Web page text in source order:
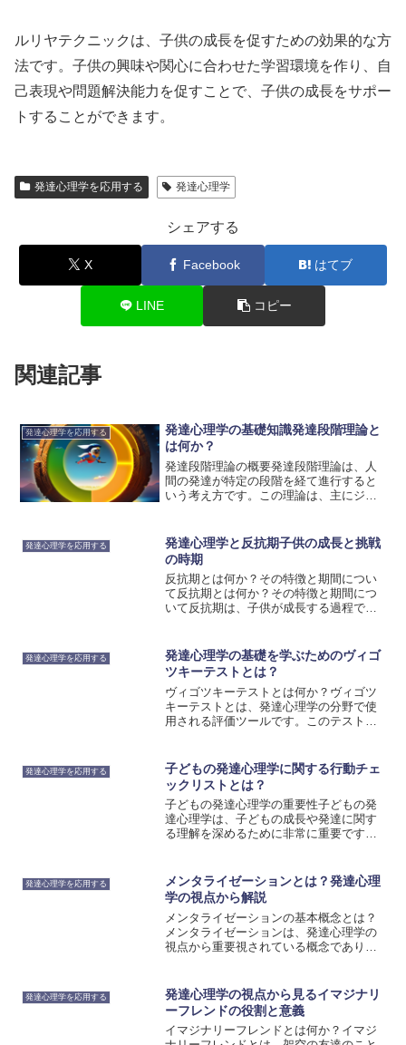
ルリヤテクニックは、子供の成長を促すための効果的な方
法です。子供の興味や関心に合わせた学習環境を作り、自
己表現や問題解決能力を促すことで、子供の成長をサポー
トすることができます。
発達心理学を応用する 発達心理学
シェアする
X Facebook はてブ
LINE コピー
関連記事
発達心理学を応用する
発達心理学の基礎知識発達段階理論と
は何か？
発達段階理論の概要発達段階理論は、人
間の発達が特定の段階を経て進行すると
いう考え方です。この理論は、主にジャ
どもたちの認知的、社会的、道徳的な発
達の過程を研究し、それを...
発達心理学を応用する
発達心理学と反抗期子供の成長と挑戦
の時期
反抗期とは何か？その特徴と期間につい
て反抗期とは何か？その特徴と期間につ
いて反抗期は、子供が成長する過程で経
すために親や他の権威に対して反抗的な
態度をとることがあります...
発達心理学を応用する
発達心理学の基礎を学ぶためのヴィゴ
ツキーテストとは？
ヴィゴツキーテストとは何か？ヴィゴツ
キーテストとは、発達心理学の分野で使
用される評価ツールです。このテスト
テストは、ロシアの心理学者レフ・ヴィ
ゴツキーによって開発されま...
発達心理学を応用する
子どもの発達心理学に関する行動チェ
ックリストとは？
子どもの発達心理学の重要性子どもの発
達心理学は、子どもの成長や発達に関す
る理解を深めるために非常に重要です。
ターンを把握することができます。これ
により、適切なサポートや...
発達心理学を応用する
メンタライゼーションとは？発達心理
学の視点から解説
メンタライゼーションの基本概念とは？
メンタライゼーションは、発達心理学の
視点から重要視されている概念であり、
情、信念などを推測し、それに基づいて
自分の行動を調整すること...
発達心理学を応用する
発達心理学の視点から見るイマジナリ
ーフレンドの役割と意義
イマジナリーフレンドとは何か？イマジ